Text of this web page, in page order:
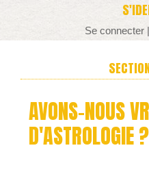
Se connecter |
AVONS-NOUS
D'ASTROLOGIE ?